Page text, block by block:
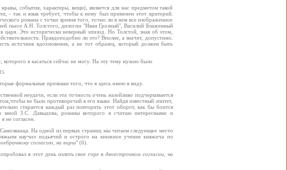
события, характеры, вещи), является для нас предметом такой
- так и язык требует, чтобы к нему был применен этот критерий.
романа с точки зрения того, точно ли в нем все изображенное
пьесе А.Н. Толстого, дилогии "Иван Грозный", Василий Блаженный
царя. Это исторически неверный эпизод. Но Толстой, зная об этом,
Правдоподобно ли это? Вполне, а значит, допустимо.
источник вдохновения, а не тот образец, который должен быть
которого я касаться сейчас не могу. На эту тему нужно было
формальные признаки того, что я здесь имею в виду.
неудачи, если эта точность очень назойливо подчеркивается
не было противоречий в его языке. Найдя известный эпитет,
старается каждый раз повторить этот оборот, как бы боится
мной З.С. Давыдова, романы которого я считаю интересными и
не согласен.
На одной из первых страниц мы читаем следующее место
научил подьячий и острого на книжное учение княжича по
согласию, на вирш" (6).
в этот день излить свое горе в двоестрочном согласии, на